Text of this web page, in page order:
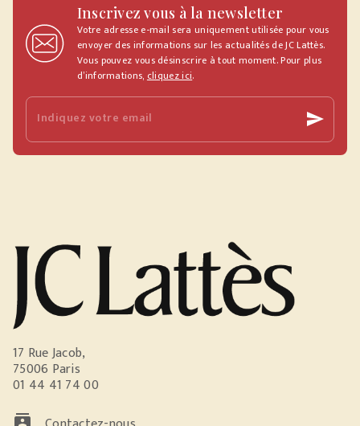
Inscrivez vous à la newsletter
Votre adresse e-mail sera uniquement utilisée pour vous
envoyer des informations sur les actualités de JC Lattès.
Vous pouvez vous désinscrire à tout moment. Pour plus
d’informations, cliquez ici.
Indiquez votre email send
17 Rue Jacob,
75006 Paris
01 44 41 74 00